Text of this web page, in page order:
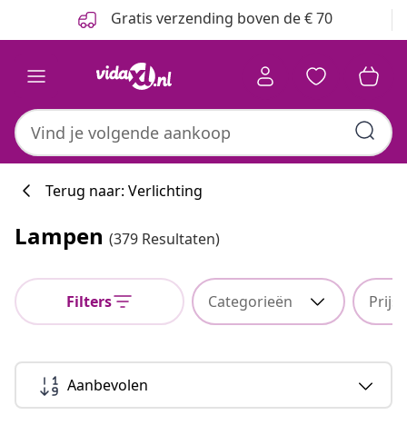
Gratis verzending boven de € 70
Terug naar: Verlichting
Lampen (379 Resultaten)
Filters Categorieën Prijs
Aanbevolen